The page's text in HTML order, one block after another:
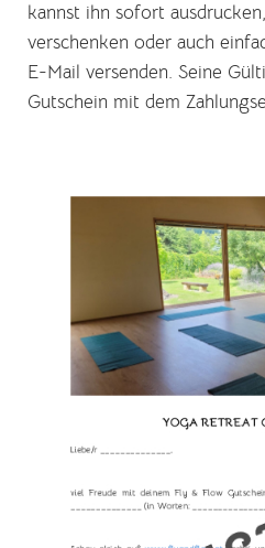
kannst ihn sofort
verschenken oder auch
E-Mail versenden. Seine
Gutschein mit dem